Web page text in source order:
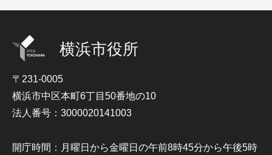
横浜市役所
〒231-0005
横浜市中区本町6丁目50番地の10
法人番号：3000020141003
開庁時間：月曜日から金曜日の午前8時45分から午後5時